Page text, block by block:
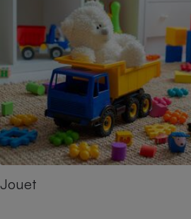
Jouet